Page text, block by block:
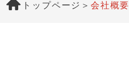
トップページ 会社概要